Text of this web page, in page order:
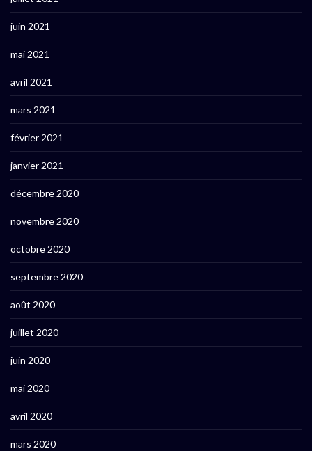
juin 2021
mai 2021
avril 2021
mars 2021
février 2021
janvier 2021
décembre 2020
novembre 2020
octobre 2020
septembre 2020
août 2020
juillet 2020
juin 2020
mai 2020
avril 2020
mars 2020